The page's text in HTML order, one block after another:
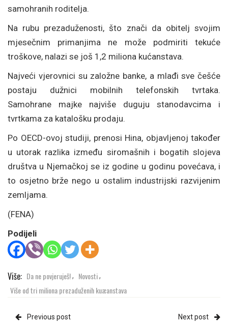
samohranih roditelja.
Na rubu prezaduženosti, što znači da obitelj svojim
mjesečnim primanjima ne može podmiriti tekuće
troškove, nalazi se još 1,2 miliona kućanstava.
Najveći vjerovnici su založne banke, a mlađi sve češće
postaju dužnici mobilnih telefonskih tvrtaka.
Samohrane majke najviše duguju stanodavcima i
tvrtkama za katalošku prodaju.
Po OECD-ovoj studiji, prenosi Hina, objavljenoj također
u utorak razlika između siromašnih i bogatih slojeva
društva u Njemačkoj se iz godine u godinu povećava, i
to osjetno brže nego u ostalim industrijski razvijenim
zemljama.
(FENA)
Podijeli
Više: Da ne povjeruješ!, Novosti,
Više od tri miliona prezaduženih kuæanstava
Previous post Next post